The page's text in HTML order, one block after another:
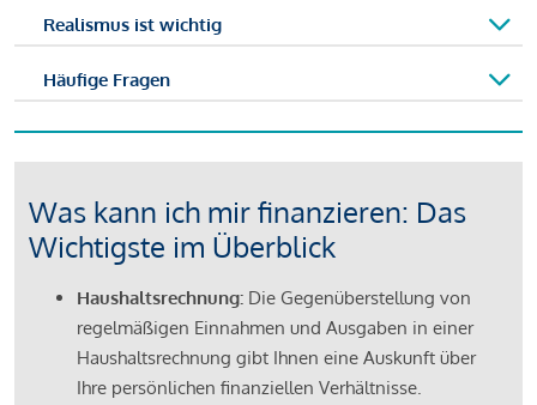
Realismus ist wichtig
Häufige Fragen
Was kann ich mir finanzieren: Das
Wichtigste im Überblick
Haushaltsrechnung: Die Gegenüberstellung von
regelmäßigen Einnahmen und Ausgaben in einer
Haushaltsrechnung gibt Ihnen eine Auskunft über
Ihre persönlichen finanziellen Verhältnisse.